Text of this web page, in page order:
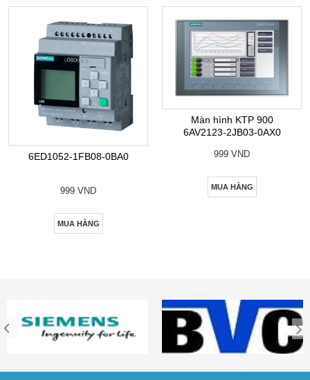
6ED1052-1FB08-0BA0
999 VND
MUA HÀNG
Màn hình KTP 900
6AV2123-2JB03-0AX0
999 VND
MUA HÀNG